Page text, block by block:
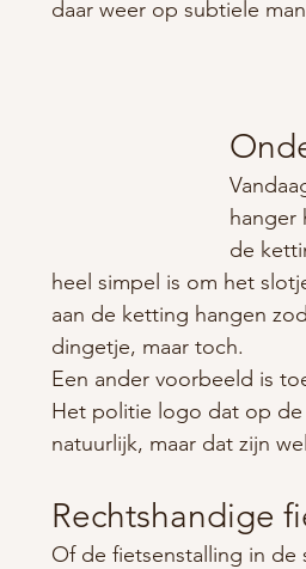
daar weer op subtiele
hanger
de
heel simpel is om het
aan de ketting hangen
dingetje, maar toch.
Een ander voorbeeld is
Het politie logo dat op
natuurlijk, maar dat zijn
Rechtshandige
Of de fietsenstalling in